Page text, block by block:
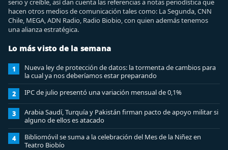
serio y creíble, así dan cuenta las referencias a notas periodística que
hacen otros medios de comunicación tales como: La Segunda, CNN
Chile, MEGA, ADN Radio, Radio Biobio, con quien además tenemos
una alianza estratégica.
Lo más visto de la semana
1
Nueva ley de protección de datos: la tormenta de cambios para
la cual ya nos deberíamos estar preparando
2 IPC de julio presentó una variación mensual de 0,1%
3
Arabia Saudí, Turquía y Pakistán firman pacto de apoyo militar si
alguno de ellos es atacado
4
Bibliomóvil se suma a la celebración del Mes de la Niñez en
Teatro Biobío